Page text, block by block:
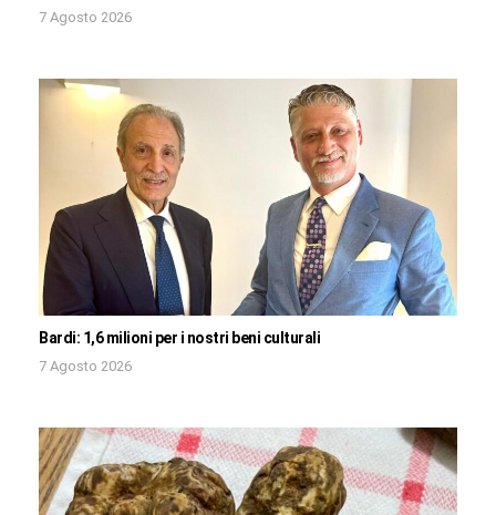
7 Agosto 2026
Bardi: 1,6 milioni per i nostri beni culturali
7 Agosto 2026